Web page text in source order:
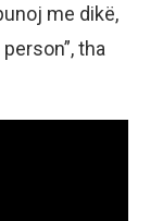
me dikë,
tha